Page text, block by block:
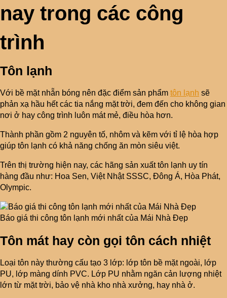
nay trong các công
trình
Tôn lạnh
Với bề mặt nhẵn bóng nên đặc điểm sản phẩm tôn lạnh sẽ
phản xạ hầu hết các tia nắng mặt trời, đem đến cho không gian
nơi ở hay công trình luôn mát mẻ, điều hòa hơn.
Thành phần gồm 2 nguyên tố, nhôm và kẽm với tỉ lệ hòa hợp
giúp tôn lạnh có khả năng chống ăn mòn siêu việt.
Trên thị trường hiện nay, các hãng sản xuất tôn lạnh uy tín
hàng đầu như: Hoa Sen, Việt Nhật SSSC, Đông Á, Hòa Phát,
Olympic.
Báo giá thi công tôn lạnh mới nhất của Mái Nhà Đẹp
Tôn mát hay còn gọi tôn cách nhiệt
Loại tôn này thường cấu tạo 3 lớp: lớp tôn bề mặt ngoài, lớp
PU, lớp màng dính PVC. Lớp PU nhằm ngăn cản lượng nhiệt
lớn từ mặt trời, bảo vệ nhà kho nhà xưởng, hay nhà ở.